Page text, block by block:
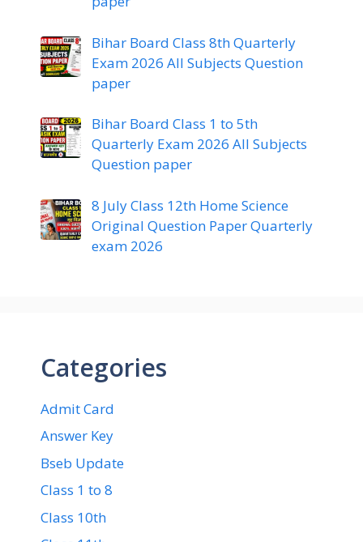
Bihar Board Class 8th Quarterly
Exam 2026 All Subjects Question
paper
Bihar Board Class 1 to 5th
Quarterly Exam 2026 All Subjects
Question paper
8 July Class 12th Home Science
Original Question Paper Quarterly
exam 2026
Categories
Admit Card
Answer Key
Bseb Update
Class 1 to 8
Class 10th